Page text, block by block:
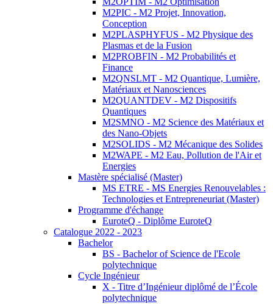
M2PIC - M2 Projet, Innovation,
Conception
M2PLASPHYFUS - M2 Physique des
Plasmas et de la Fusion
M2PROBFIN - M2 Probabilités et
Finance
M2QNSLMT - M2 Quantique, Lumière,
Matériaux et Nanosciences
M2QUANTDEV - M2 Dispositifs
Quantiques
M2SMNO - M2 Science des Matériaux et
des Nano-Objets
M2SOLIDS - M2 Mécanique des Solides
M2WAPE - M2 Eau, Pollution de l'Air et
Energies
Mastère spécialisé (Master)
MS ETRE - MS Energies Renouvelables :
Technologies et Entrepreneuriat (Master)
Programme d'échange
EuroteQ - Diplôme EuroteQ
Catalogue 2022 - 2023
Bachelor
BS - Bachelor of Science de l'Ecole
polytechnique
Cycle Ingénieur
X - Titre d’Ingénieur diplômé de l’École
polytechnique